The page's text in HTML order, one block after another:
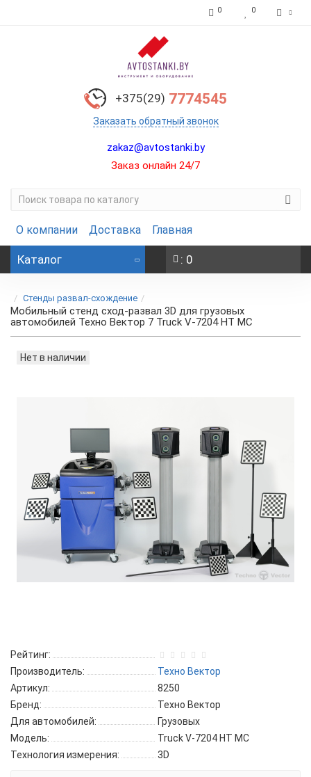
0 0
+375(29) 7774545
Заказать обратный звонок
zakaz@avtostanki.by
Заказ онлайн 24/7
О компании Доставка Главная
Каталог : 0
Стенды развал-схождение
Мобильный стенд сход-развал 3D для грузовых
автомобилей Техно Вектор 7 Truck V-7204 HT MC
Нет в наличии
Рейтинг:
Производитель:
Техно Вектор
Артикул:
8250
Бренд:
Техно Вектор
Для автомобилей:
Грузовых
Модель:
Truck V-7204 HT MC
Технология измерения:
3D